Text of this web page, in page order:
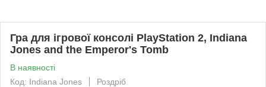
Гра для ігрової консолі PlayStation 2, Indiana
Jones and the Emperor's Tomb
В наявності
Код: Indiana Jones
Роздріб